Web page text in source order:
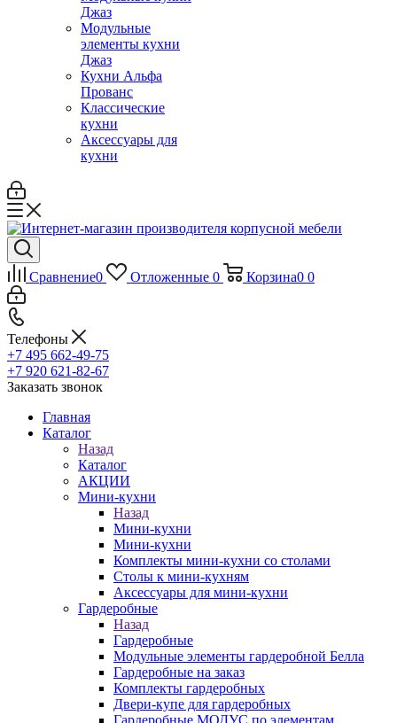
Джаз
Модульные
элементы кухни
Джаз
Кухни Альфа
Прованс
Классические
кухни
Аксессуары для
кухни
Сравнение0 Отложенные 0 Корзина0 0
Телефоны
+7 495 662-49-75
+7 920 621-82-67
Заказать звонок
Главная
Каталог
Назад
Каталог
АКЦИИ
Мини-кухни
Назад
Мини-кухни
Мини-кухни
Комплекты мини-кухни со столами
Столы к мини-кухням
Аксессуары для мини-кухни
Гардеробные
Назад
Гардеробные
Модульные элементы гардеробной Белла
Гардеробные на заказ
Комплекты гардеробных
Двери-купе для гардеробных
Гардеробные МОДУС по элементам